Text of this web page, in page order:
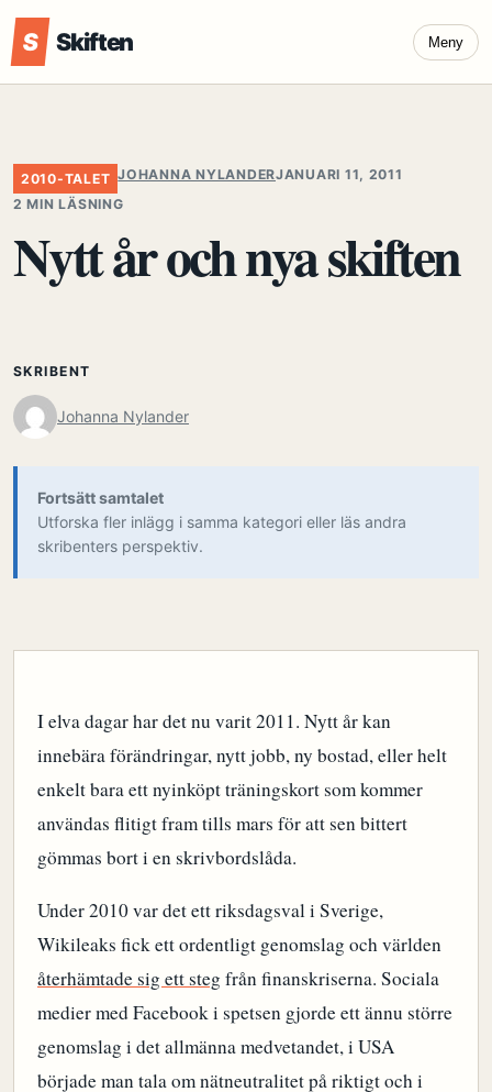
S Skiften Meny
2010-TALET JOHANNA NYLANDERJANUARI 11, 2011
2 MIN LÄSNING
Nytt år och nya skiften
I elva dagar har det nu varit 2011. Nytt år kan
innebära förändringar, nytt jobb, ny bostad, eller helt
enkelt bara ett nyinköpt träningskort som kommer
användas flitigt fram tills mars för att sen bittert
gömmas bort i en skrivbordslåda.
Under 2010 var det ett riksdagsval i Sverige,
Wikileaks fick ett ordentligt genomslag och världen
återhämtade sig ett steg från finanskriserna. Sociala
medier med Facebook i spetsen gjorde ett ännu större
genomslag i det allmänna medvetandet, i USA
började man tala om nätneutralitet på riktigt och i
SKRIBENT
Johanna Nylander
Fortsätt samtalet
Utforska fler inlägg i samma kategori eller läs andra
skribenters perspektiv.